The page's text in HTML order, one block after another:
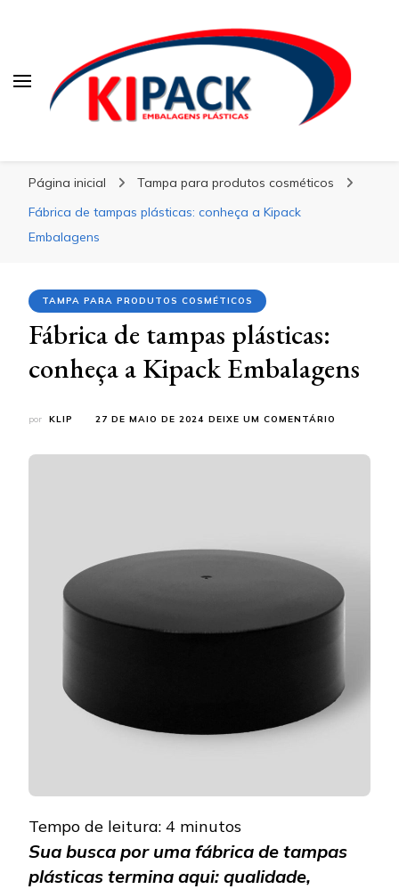
Página inicial
Tampa para produtos cosméticos
Fábrica de tampas plásticas: conheça a Kipack
Embalagens
TAMPA PARA PRODUTOS COSMÉTICOS
Fábrica de tampas plásticas:
conheça a Kipack Embalagens
por KLIP 27 DE MAIO DE 2024 DEIXE UM COMENTÁRIO
Tempo de leitura: 4 minutos
Sua busca por uma fábrica de tampas
plásticas termina aqui: qualidade,